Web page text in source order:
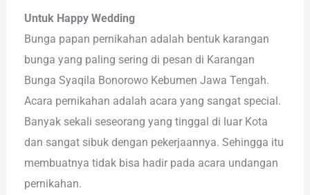
Untuk Happy Wedding
Bunga papan pernikahan adalah bentuk karangan
bunga yang paling sering di pesan di Karangan
Bunga Syaqila Bonorowo Kebumen Jawa Tengah.
Acara pernikahan adalah acara yang sangat special.
Banyak sekali seseorang yang tinggal di luar Kota
dan sangat sibuk dengan pekerjaannya. Sehingga itu
membuatnya tidak bisa hadir pada acara undangan
pernikahan.